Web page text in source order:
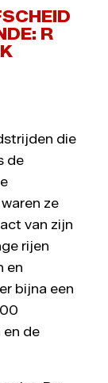
R
die
de
ze
van zijn
rijen
en
bijna een
en de